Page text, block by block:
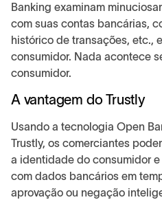
Banking examinam
com suas contas bancárias,
histórico de transações, etc.,
consumidor. Nada acontece
consumidor.
A vantagem do Trustly
Usando a tecnologia Open
Trustly, os comerciantes
a identidade do consumidor
com dados bancários em
aprovação ou negação